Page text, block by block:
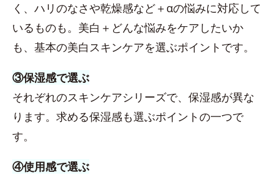
く、ハリのなさや乾燥感など＋αの悩みに対応して
いるものも。美白＋どんな悩みをケアしたいか
も、基本の美白スキンケアを選ぶポイントです。
③保湿感で選ぶ
それぞれのスキンケアシリーズで、保湿感が異な
ります。求める保湿感も選ぶポイントの一つで
す。
④使用感で選ぶ